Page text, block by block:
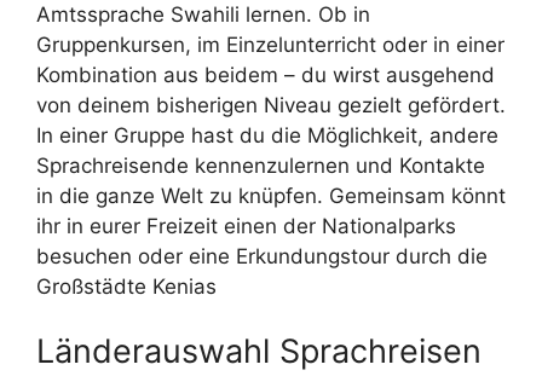
Amtssprache Swahili lernen. Ob in
Gruppenkursen, im Einzelunterricht oder in einer
Kombination aus beidem – du wirst ausgehend
von deinem bisherigen Niveau gezielt gefördert.
In einer Gruppe hast du die Möglichkeit, andere
Sprachreisende kennenzulernen und Kontakte
in die ganze Welt zu knüpfen. Gemeinsam könnt
ihr in eurer Freizeit einen der Nationalparks
besuchen oder eine Erkundungstour durch die
Großstädte Kenias
Länderauswahl Sprachreisen